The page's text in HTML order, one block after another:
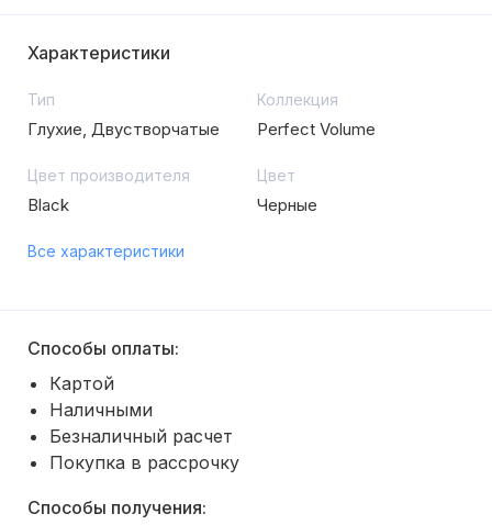
Характеристики
Тип
Глухие, Двустворчатые
Коллекция
Perfect Volume
Цвет производителя
Black
Цвет
Черные
Все характеристики
Способы оплаты:
Картой
Наличными
Безналичный расчет
Покупка в рассрочку
Способы получения: